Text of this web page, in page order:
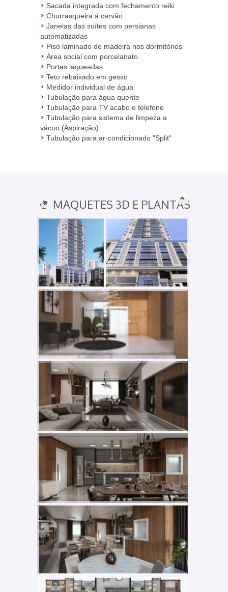
Sacada integrada com fechamento reiki
Churrasqueira á carvão
Janelas das suítes com persianas
automatizadas
Piso laminado de madeira nos dormitórios
Área social com porcelanato
Portas laqueadas
Teto rebaixado em gesso
Medidor individual de água
Tubulação para água quente
Tubulação para TV acabo e telefone
Tubulação para sistema de limpeza a
vácuo (Aspiração)
Tubulação para ar-condicionado "Split"
MAQUETES 3D E PLANTAS